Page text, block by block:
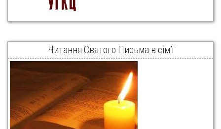
Читання Святого Письма в сім’ї